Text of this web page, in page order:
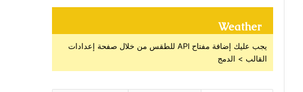
Weather
يجب عليك إضافة مفتاح API للطقس من خلال صفحة إعدادات
القالب > الدمج